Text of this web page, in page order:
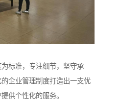
标准，专注细节，坚守承
企业管理制度打造出一支优
供个性化的服务。